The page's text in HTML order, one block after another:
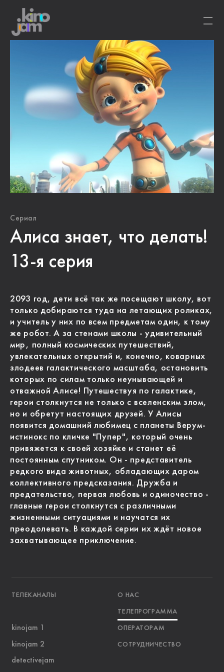
Сериал
Алиса знает, что делать!
13-я серия
2093 год, дети всё так же посещают школу, вот
только добираются туда на летающих роликах,
и учитель у них по всем предметам один, к тому
же робот. А за стенами школы - удивительный
мир, полный космических путешествий,
увлекательных открытий и, конечно, коварных
злодеев галактического масштаба, остановить
которых по силам только неунывающей и
отважной Алисе! Путешествуя по галактике,
герои столкнутся не только с вселенским злом,
но и обретут настоящих друзей. У Алисы
появится домашний любимец с планеты Верум-
истинокс по кличке "Пупер", который очень
привяжется к своей хозяйке и станет её
постоянным спутником. Он - представитель
редкого вида животных, обладающих даром
коллективного предсказания. Дружба и
предательство, первая любовь и одиночество -
главные герои столкнутся с различными
жизненными ситуациями и научатся их
преодолевать. В каждой серии их ждёт новое
захватывающее приключение.
ТЕЛЕКАНАЛЫ О НАС
ТЕЛЕПРОГРАММА
ОПЕРАТОРАМ
СОТРУДНИЧЕСТВО
kinojam 1
kinojam 2
detectivejam